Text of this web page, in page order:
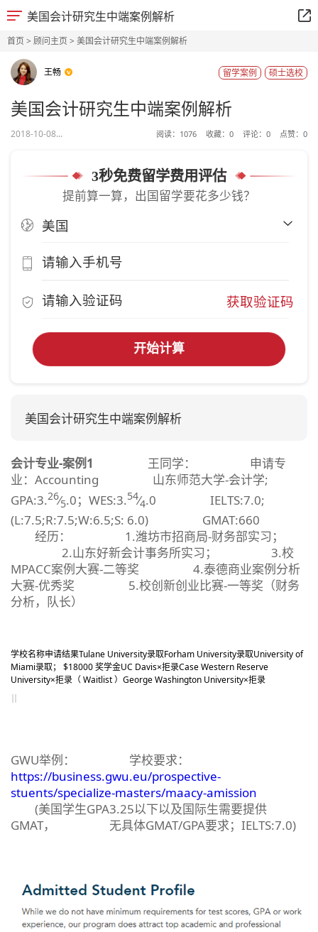
美国会计研究生中端案例解析
首页> 顾问主页> 美国会计研究生中端案例解析
王畅 硕士选校
留学案例
美国会计研究生中端案例解析
2018-10-08... 阅读： 1076 收藏： 0 评论： 0 点赞： 0
3秒免费留学费用评估
提前算一算，出国留学要花多少钱？
获取验证码
开始计算
美国会计研究生中端案例解析
会计专业-案例1
王同学： 申请专
业：Accounting 山东师范大学-会计学;
GPA:3.26⁄5.0；WES:3.54⁄4.0 IELTS:7.0;
(L:7.5;R:7.5;W:6.5;S: 6.0) GMAT:660
经历： 1.潍坊市招商局-财务部实习；
2.山东好新会计事务所实习； 3.校
MPACC案例大赛-二等奖 4.泰德商业案例分析
大赛-优秀奖 5.校创新创业比赛-一等奖（财务
分析，队长）
学校名称申请结果Tulane University录取Forham University录取University of
Miami录取； $18000 奖学金UC Davis×拒录Case Western Reserve
University×拒录（ Waitlist ） George Washington University×拒录
GWU举例： 学校要求：
https://business.gwu.eu/prospective-
stuents/specialize-masters/maacy-amission
(美国学生GPA3.25以下以及国际生需要提供
GMAT， 无具体GMAT/GPA要求；IELTS:7.0)